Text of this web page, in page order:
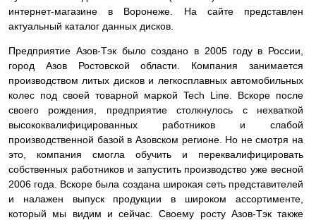
интернет-магазине в Воронеже. На сайте представлен
актуальный каталог данных дисков.
Предприятие Азов-Тэк было создано в 2005 году в России,
город Азов Ростовской области. Компания занимается
производством литых дисков и легкосплавных автомобильных
колес под своей товарной маркой Tech Line. Вскоре после
своего рождения, предприятие столкнулось с нехваткой
высококвалифицированных работников и слабой
производственной базой в Азовском регионе. Но не смотря на
это, компания смогла обучить и переквалифицировать
собственных работников и запустить производство уже весной
2006 года. Вскоре была создана широкая сеть представителей
и налажен выпуск продукции в широком ассортименте,
который мы видим и сейчас. Своему росту Азов-Тэк также